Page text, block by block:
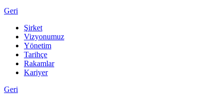
Geri
Şirket
Vizyonumuz
Yönetim
Tarihçe
Rakamlar
Kariyer
Geri